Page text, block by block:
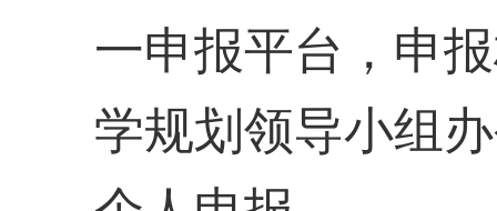
一申报平台，申
学规划领导小组